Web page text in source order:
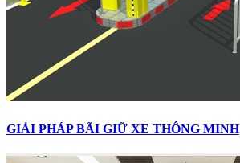
GIẢI PHÁP BÃI GIỮ XE THÔNG MINH